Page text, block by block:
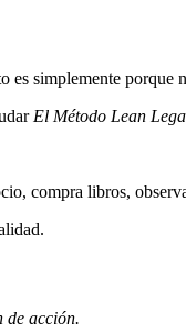
simplemente
El Método Lean
compra libros,
de acción.